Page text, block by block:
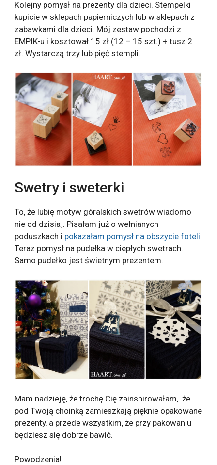
Kolejny pomysł na prezenty dla dzieci. Stempelki
kupicie w sklepach papierniczych lub w sklepach z
zabawkami dla dzieci. Mój zestaw pochodzi z
EMPIK-u i kosztował 15 zł (12 – 15 szt.) + tusz 2
zł. Wystarczą trzy lub pięć stempli.
Swetry i sweterki
To, że lubię motyw góralskich swetrów wiadomo
nie od dzisiaj. Pisałam już o wełnianych
poduszkach i pokazałam pomysł na obszycie foteli.
Teraz pomysł na pudełka w ciepłych swetrach.
Samo pudełko jest świetnym prezentem.
Mam nadzieję, że trochę Cię zainspirowałam, że
pod Twoją choinką zamieszkają pięknie opakowane
prezenty, a przede wszystkim, że przy pakowaniu
będziesz się dobrze bawić.
Powodzenia!